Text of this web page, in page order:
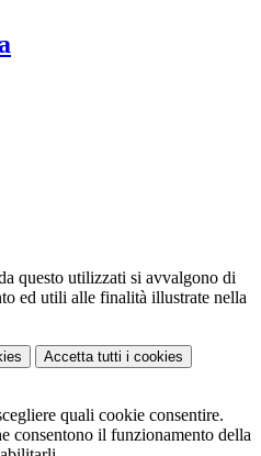
questo utilizzati si avvalgono di
ed utili alle finalità illustrate nella
Accetta tutti i cookies
quali cookie consentire.
consentono il funzionamento della